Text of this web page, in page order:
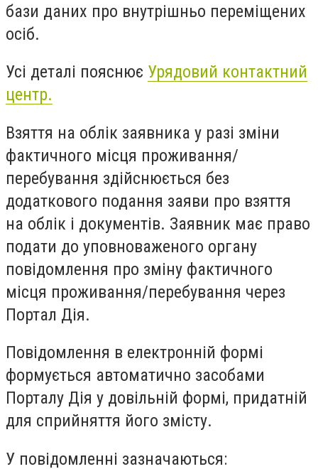
бази даних про внутрішньо переміщених
осіб.
Усі деталі пояснює Урядовий контактний
центр.
Взяття на облік заявника у разі зміни
фактичного місця проживання/
перебування здійснюється без
додаткового подання заяви про взяття
на облік і документів. Заявник має право
подати до уповноваженого органу
повідомлення про зміну фактичного
місця проживання/перебування через
Портал Дія.
Повідомлення в електронній формі
формується автоматично засобами
Порталу Дія у довільній формі, придатній
для сприйняття його змісту.
У повідомленні зазначаються: